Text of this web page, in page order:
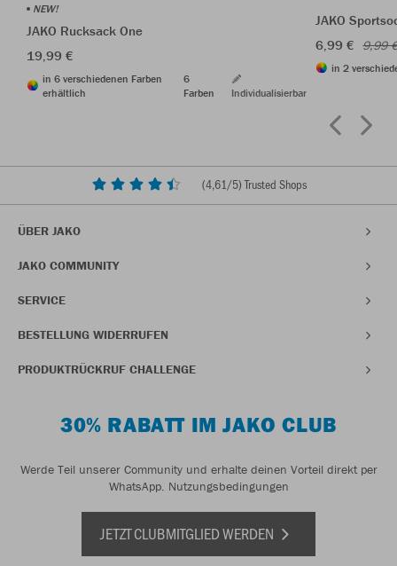
NEW!
JAKO Rucksack One
19,99 €
in 6 verschiedenen Farben
erhältlich
6
Farben
Individualisierbar
JAKO
6,99 € 9,99
in 2
(4,61/5) Trusted Shops
ÜBER JAKO
JAKO COMMUNITY
SERVICE
BESTELLUNG WIDERRUFEN
PRODUKTRÜCKRUF CHALLENGE
30% RABATT IM JAKO CLUB
Werde Teil unserer Community und erhalte deinen Vorteil direkt per
WhatsApp. Nutzungsbedingungen
JETZT CLUBMITGLIED WERDEN